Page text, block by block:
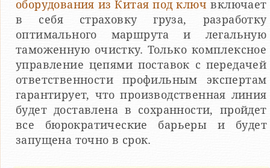
оборудования из Китая под ключ включает
в себя страховку груза, разработку
оптимального маршрута и легальную
таможенную очистку. Только комплексное
управление цепями поставок с передачей
ответственности профильным экспертам
гарантирует, что производственная линия
будет доставлена в сохранности, пройдет
все бюрократические барьеры и будет
запущена точно в срок.